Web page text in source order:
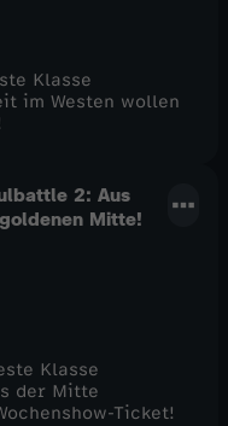
Klasse
im Westen wollen
2: Aus
Mitte!
Klasse
der Mitte
Ticket!